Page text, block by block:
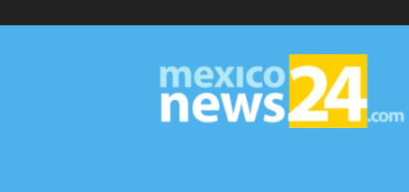
MexicoNews24